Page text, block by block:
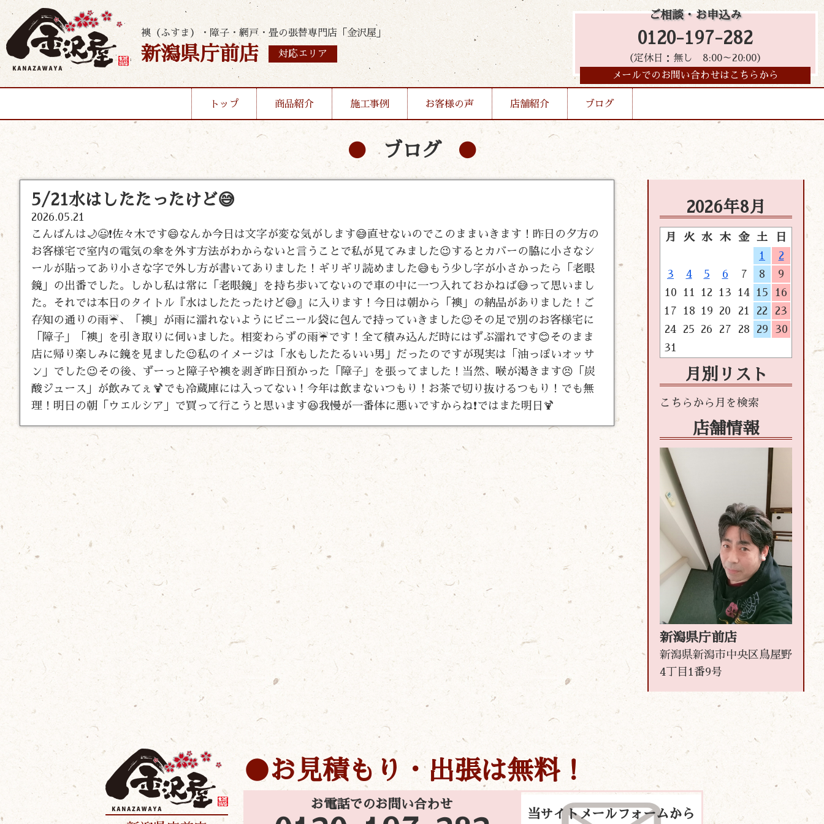
襖（ふすま）・障子・網戸・畳の張替専門店「金沢屋」
新潟県庁前店 対応エリア
ご相談・お申込み
0120-197-282
（定休日：無し 8:00～20:00）
メールでのお問い合わせはこちらから
トップ 商品紹介 施工事例 お客様の声 店舗紹介 ブログ
ブログ
5/21水はしたたったけど😅
2026.05.21
こんばんは🌙😃❗佐々木です😄なんか今日は文字が変な気がします😅直せないのでこのままいきます！昨日の夕方の
お客様宅で室内の電気の傘を外す方法がわからないと言うことで私が見てみました😉するとカバーの脇に小さなシ
ールが貼ってあり小さな字で外し方が書いてありました！ギリギリ読めました😅もう少し字が小さかったら「老眼
鏡」の出番でした。しかし私は常に「老眼鏡」を持ち歩いてないので車の中に一つ入れておかねば😅って思いまし
た。それでは本日のタイトル『水はしたたったけど😅』に入ります！今日は朝から「襖」の納品がありました！ご
存知の通りの雨☔、「襖」が雨に濡れないようにビニール袋に包んで持っていきました😉その足で別のお客様宅に
「障子」「襖」を引き取りに伺いました。相変わらずの雨☔です！全て積み込んだ時にはずぶ濡れです😊そのまま
店に帰り楽しみに鏡を見ました😉私のイメージは「水もしたたるいい男」だったのですが現実は「油っぽいオッサ
ン」でした😉その後、ずーっと障子や襖を剥ぎ昨日預かった「障子」を張ってました！当然、喉が渇きます😣「炭
酸ジュース」が飲みてぇ🍹でも冷蔵庫には入ってない！今年は飲まないつもり！お茶で切り抜けるつもり！でも無
理！明日の朝「ウエルシア」で買って行こうと思います😆我慢が一番体に悪いですからね❗ではまた明日🍹
2026年8月
月 火 水 木 金 土
日
1
2
3
4 5 6 7 8
9
10
11 12 13 14 15
16
17
18 19 20 21 22
23
24
25 26 27 28 29
30
31
月別リスト
店舗情報
新潟県庁前店
新潟県新潟市中央区鳥屋野
4丁目1番9号
お見積もり・出張は無料！
お電話でのお問い合わせ
当サイトメールフォームから